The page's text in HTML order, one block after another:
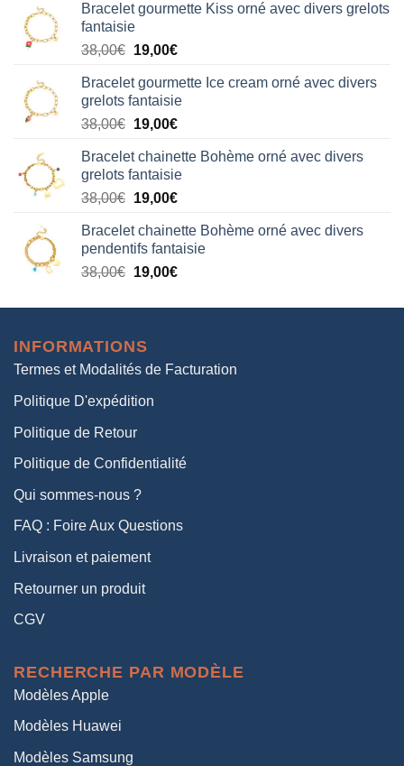
initial
était :
38,00€.
actuel
19,00€.
Bracelet gourmette Kiss orné avec divers grelots
fantaisie
38,00€ Le
initial
était :
38,00€.
19,00€Le
actuel
est :
19,00€.
Bracelet gourmette Ice cream orné avec divers
grelots fantaisie
38,00€ Le
initial
était :
38,00€.
19,00€Le
actuel
est :
19,00€.
Bracelet chainette Bohème orné avec divers
grelots fantaisie
38,00€ Le
initial
était :
38,00€.
19,00€Le
actuel
est :
19,00€.
Bracelet chainette Bohème orné avec divers
pendentifs fantaisie
38,00€ Le
initial
38,00€.
19,00€Le
actuel
INFORMATIONS
Termes et Modalités de Facturation
Politique D'expédition
Politique de Retour
Politique de Confidentialité
Qui sommes-nous ?
FAQ : Foire Aux Questions
Livraison et paiement
Retourner un produit
CGV
RECHERCHE PAR MODÈLE
Modèles Apple
Modèles Huawei
Modèles Samsung